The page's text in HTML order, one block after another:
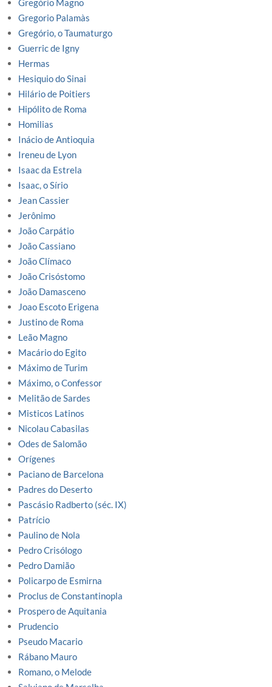
Gregório Magno
Gregorio Palamàs
Gregório, o Taumaturgo
Guerric de Igny
Hermas
Hesiquio do Sinai
Hilário de Poitiers
Hipólito de Roma
Homilias
Inácio de Antioquia
Ireneu de Lyon
Isaac da Estrela
Isaac, o Sírio
Jean Cassier
Jerônimo
João Carpátio
João Cassiano
João Clímaco
João Crisóstomo
João Damasceno
Joao Escoto Erigena
Justino de Roma
Leão Magno
Macário do Egito
Máximo de Turim
Máximo, o Confessor
Melitão de Sardes
Misticos Latinos
Nicolau Cabasilas
Odes de Salomão
Orígenes
Paciano de Barcelona
Padres do Deserto
Pascásio Radberto (séc. IX)
Patrício
Paulino de Nola
Pedro Crisólogo
Pedro Damião
Policarpo de Esmirna
Proclus de Constantinopla
Prospero de Aquitania
Prudencio
Pseudo Macario
Rábano Mauro
Romano, o Melode